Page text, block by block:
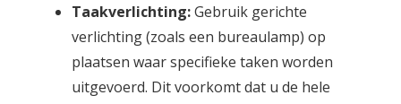
Taakverlichting:Gebruik gerichte
verlichting (zoals een bureaulamp) op
plaatsen waar specifieke taken worden
uitgevoerd. Dit voorkomt dat u de hele